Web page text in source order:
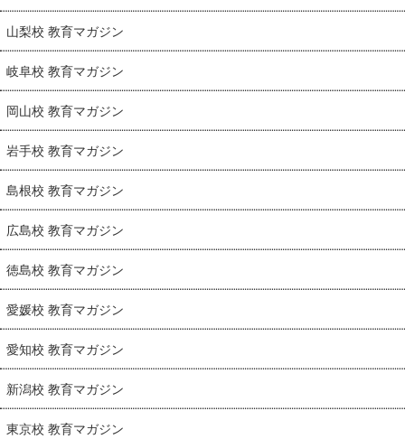
山梨校 教育マガジン
岐阜校 教育マガジン
岡山校 教育マガジン
岩手校 教育マガジン
島根校 教育マガジン
広島校 教育マガジン
徳島校 教育マガジン
愛媛校 教育マガジン
愛知校 教育マガジン
新潟校 教育マガジン
東京校 教育マガジン